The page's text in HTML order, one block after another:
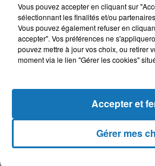
Vous pouvez accepter en cliquant sur
sélectionnant les finalités et/ou
Vous pouvez également refuser en
accepter". Vos préférences ne
pouvez mettre à jour vos choix, ou retirer
moment via le lien "Gérer les cookies"
Gérer mes
Accepter et